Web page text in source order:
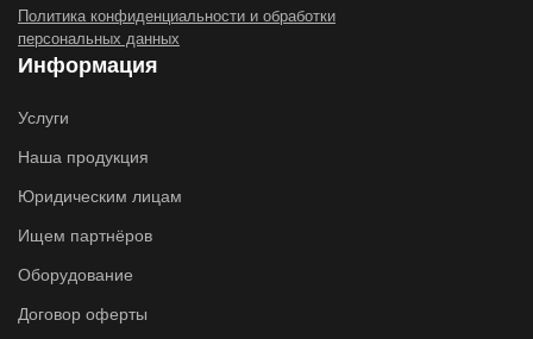
Политика конфиденциальности и обработки
персональных данных
Информация
Услуги
Наша продукция
Юридическим лицам
Ищем партнёров
Оборудование
Договор оферты